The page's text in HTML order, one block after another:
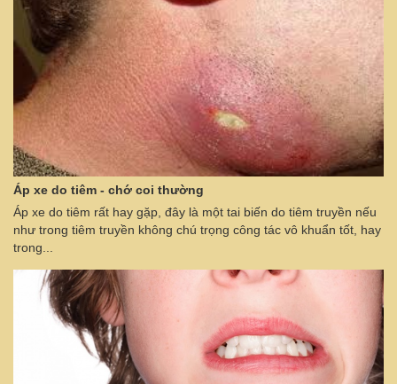
Áp xe do tiêm - chớ coi thường
Áp xe do tiêm rất hay gặp, đây là một tai biến do tiêm truyền nếu
như trong tiêm truyền không chú trọng công tác vô khuẩn tốt, hay
trong...